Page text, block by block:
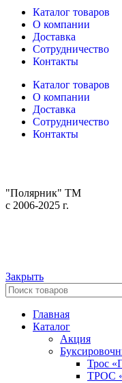
Каталог товаров
О компании
Доставка
Сотрудничество
Контакты
Каталог товаров
О компании
Доставка
Сотрудничество
Контакты
"Полярник" TM
c 2006-2025 г.
Закрыть
Главная
Каталог
Акция
Трос
ТРОС